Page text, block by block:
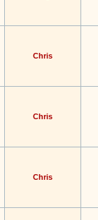
Chris
Chris
Chris